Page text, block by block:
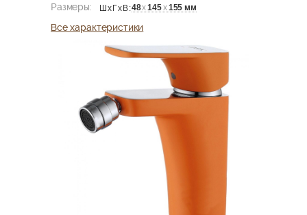
Размеры:
ШхГхВ:48х145х155 мм
Все характеристики